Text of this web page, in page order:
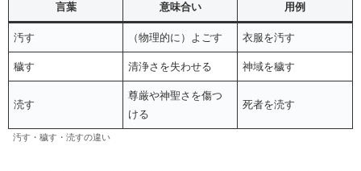
言葉 意味合い 用例
汚す （物理的に）よごす 衣服を汚す
穢す 清浄さを失わせる 神域を穢す
涜す
尊厳や神聖さを傷つ
ける
死者を涜す
汚す・穢す・涜すの違い